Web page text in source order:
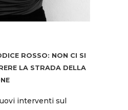
ROSSO: NON CI SI
LA STRADA DELLA
interventi sul